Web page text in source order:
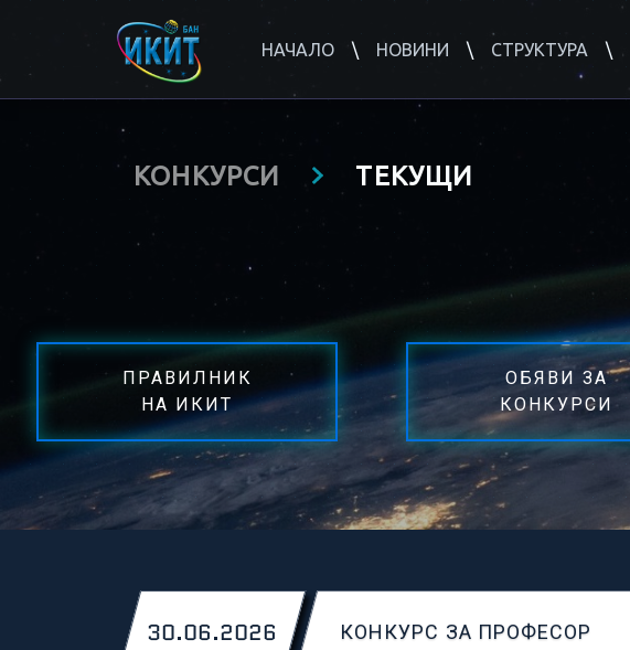
НАЧАЛО НОВИНИ СТРУКТУРА
КОНКУРСИ ТЕКУЩИ
ПРАВИЛНИК
НА ИКИТ
ОБЯВИ ЗА
КОНКУРСИ
30.06.2026 КОНКУРС ЗА ПРОФЕСОР